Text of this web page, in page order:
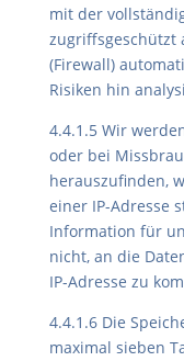
mit der
zugriffsgeschützt
(Firewall)
Risiken hin
4.4.1.5 Wir
oder bei
herauszufinden,
einer IP-Adresse
Information für
nicht, an die
IP-Adresse zu
4.4.1.6 Die
maximal sieben